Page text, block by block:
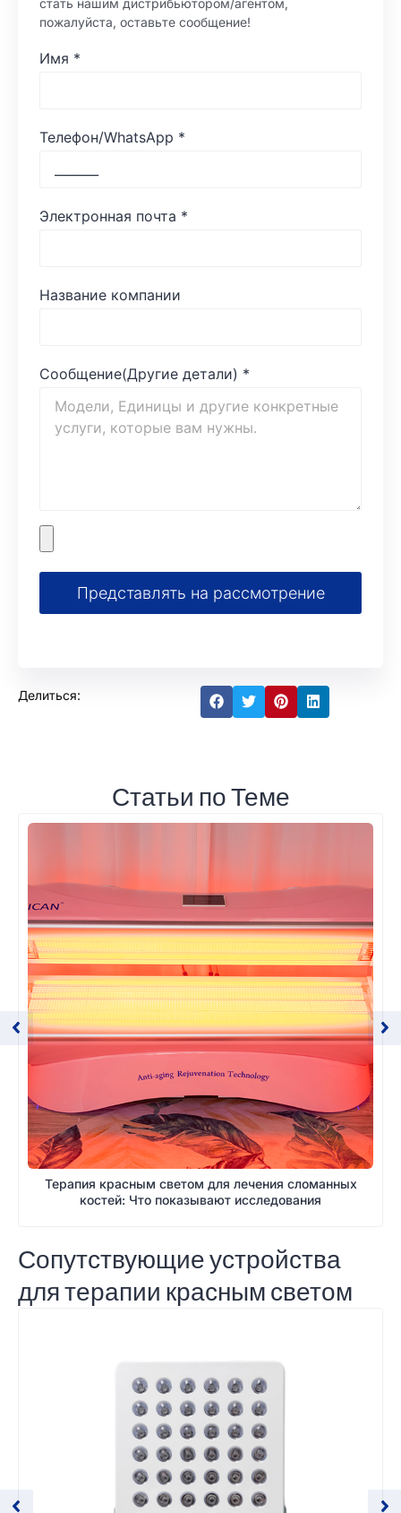
стать нашим дистрибьютором/агентом,
пожалуйста, оставьте сообщение!
Имя *
Телефон/WhatsApp *
Электронная почта *
Название компании
Сообщение(Другие детали) *
Представлять на рассмотрение
Делиться:
Статьи по Теме
Терапия красным светом для лечения сломанных
костей: Что показывают исследования
Сопутствующие устройства
для терапии красным светом